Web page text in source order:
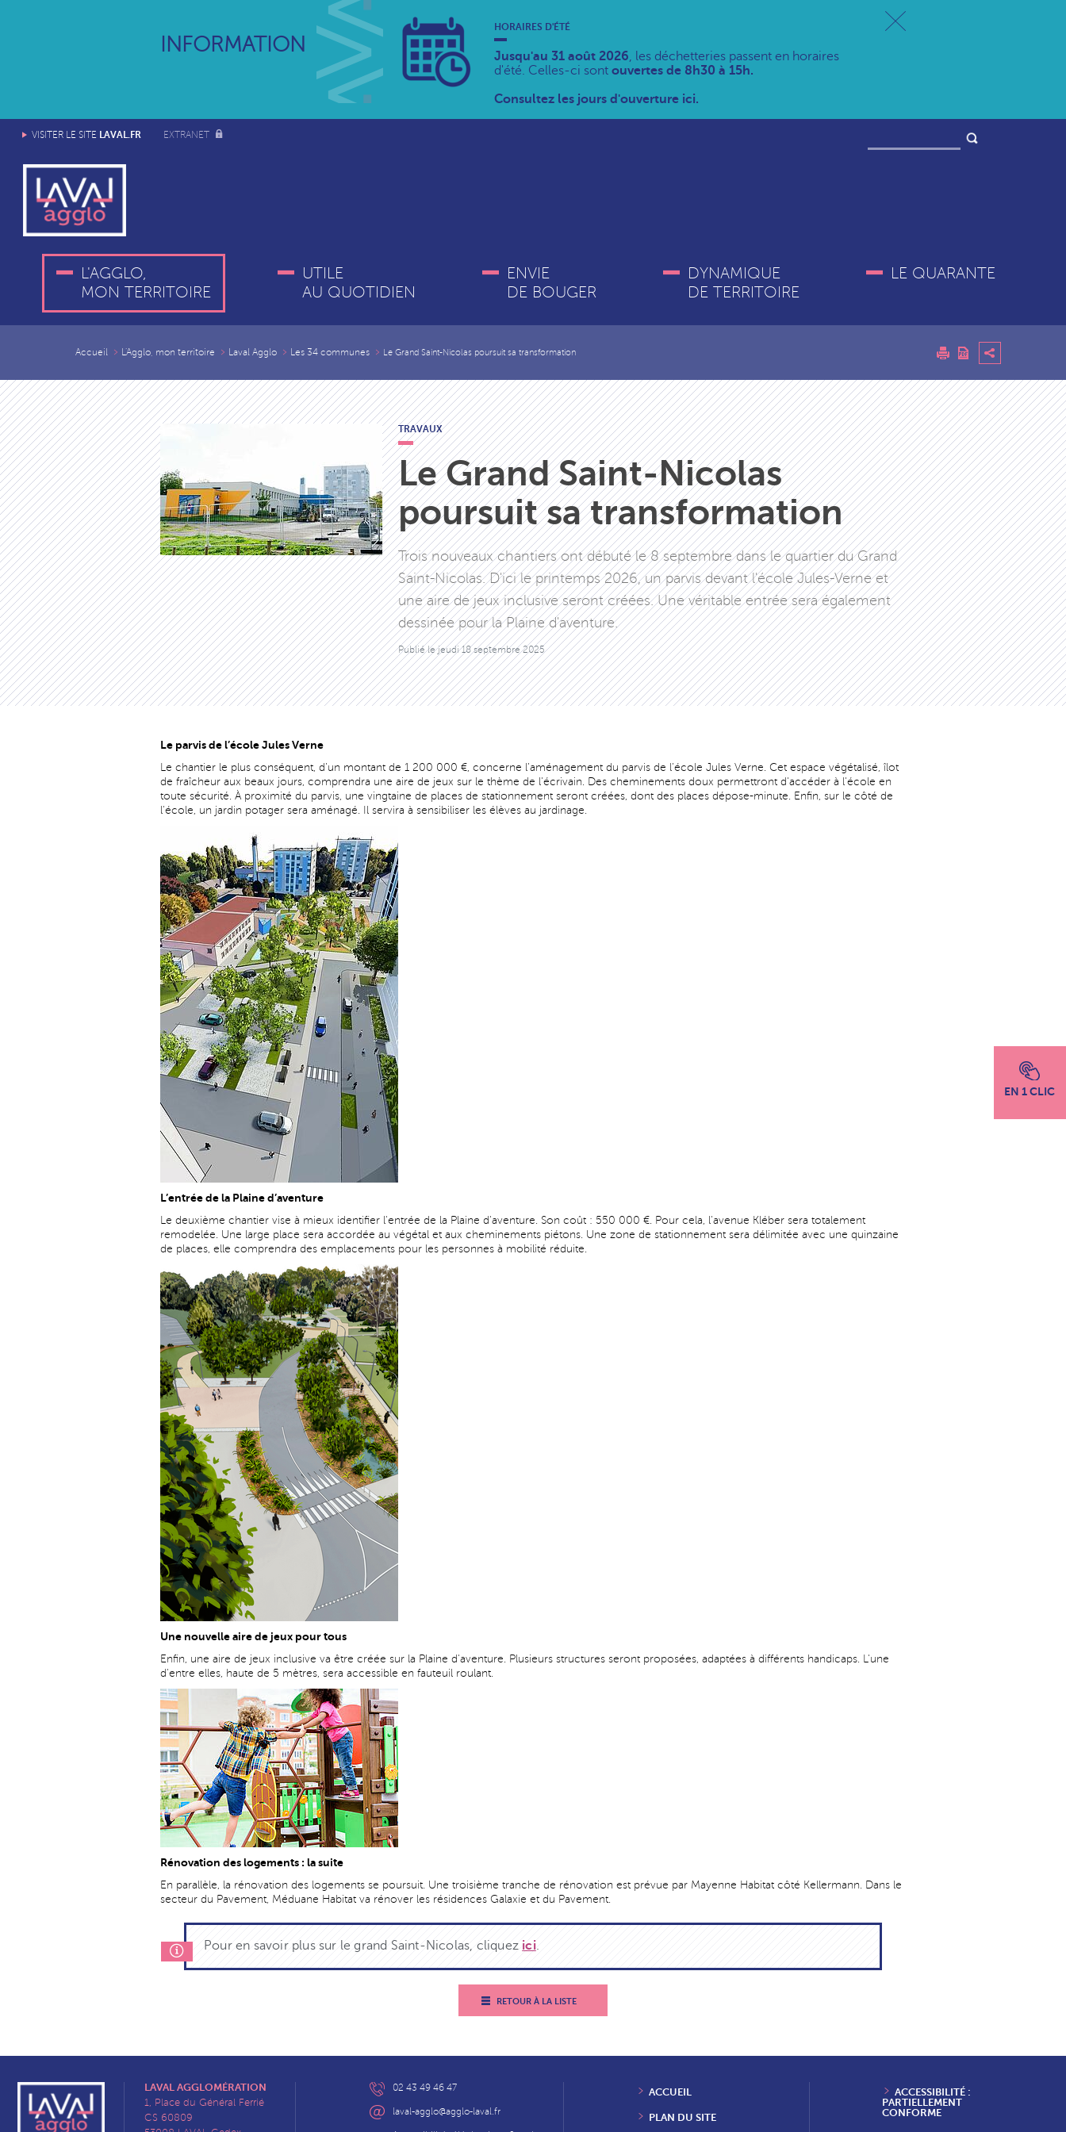
INFORMATION
HORAIRES D'ÉTÉ
Jusqu'au 31 août 2026, les déchetteries passent en horaires
d'été. Celles-ci sont ouvertes de 8h30 à 15h.
Consultez les jours d'ouverture ici.
VISITER LE SITE LAVAL.FR EXTRANET
L'AGGLO,
MON TERRITOIRE
UTILE
AU QUOTIDIEN
ENVIE
DE BOUGER
DYNAMIQUE
DE TERRITOIRE
LE QUARANTE
EN 1 CLIC
Accueil L'Agglo, mon territoire Laval Agglo Les 34 communes Le Grand Saint-Nicolas poursuit sa transformation
TRAVAUX
Le Grand Saint-Nicolas
poursuit sa transformation
Trois nouveaux chantiers ont débuté le 8 septembre dans le quartier du Grand
Saint-Nicolas. D'ici le printemps 2026, un parvis devant l'école Jules-Verne et
une aire de jeux inclusive seront créées. Une véritable entrée sera également
dessinée pour la Plaine d'aventure.
Publié lejeudi 18 septembre 2025
Le parvis de l’école Jules Verne
Le chantier le plus conséquent, d’un montant de 1 200 000 €, concerne l’aménagement du parvis de l’école Jules Verne. Cet espace végétalisé, îlot
de fraîcheur aux beaux jours, comprendra une aire de jeux sur le thème de l'écrivain. Des cheminements doux permettront d'accéder à l'école en
toute sécurité. À proximité du parvis, une vingtaine de places de stationnement seront créées, dont des places dépose-minute. Enfin, sur le côté de
l'école, un jardin potager sera aménagé. Il servira à sensibiliser les élèves au jardinage.
L’entrée de la Plaine d’aventure
Le deuxième chantier vise à mieux identifier l'entrée de la Plaine d'aventure. Son coût : 550 000 €. Pour cela, l'avenue Kléber sera totalement
remodelée. Une large place sera accordée au végétal et aux cheminements piétons. Une zone de stationnement sera délimitée avec une quinzaine
de places, elle comprendra des emplacements pour les personnes à mobilité réduite.
Une nouvelle aire de jeux pour tous
Enfin, une aire de jeux inclusive va être créée sur la Plaine d'aventure. Plusieurs structures seront proposées, adaptées à différents handicaps. L'une
d'entre elles, haute de 5 mètres, sera accessible en fauteuil roulant.
Rénovation des logements : la suite
En parallèle, la rénovation des logements se poursuit. Une troisième tranche de rénovation est prévue par Mayenne Habitat côté Kellermann. Dans le
secteur du Pavement, Méduane Habitat va rénover les résidences Galaxie et du Pavement.
Pour en savoir plus sur le grand Saint-Nicolas, cliquez ici.
RETOUR À LA LISTE
LAVAL AGGLOMÉRATION
1, Place du Général Ferrié
CS 60809
02 43 49 46 47
laval-agglo@agglo-laval.fr
ACCUEIL
PLAN DU SITE
ACCESSIBILITÉ :
PARTIELLEMENT
CONFORME